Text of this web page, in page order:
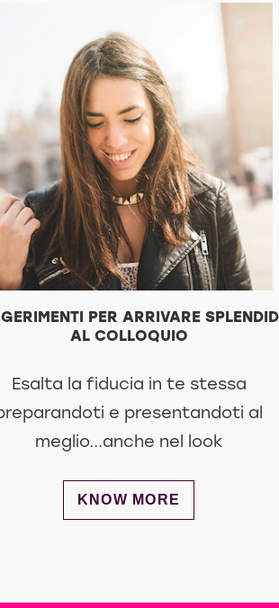
PER ASCIUGARE I
PER ARRIVARE
AL COLLOQUIO
Esalta la fiducia in te stessa
e presentandoti al
meglio...anche nel look
DISCOVER MORE
KNOW MORE